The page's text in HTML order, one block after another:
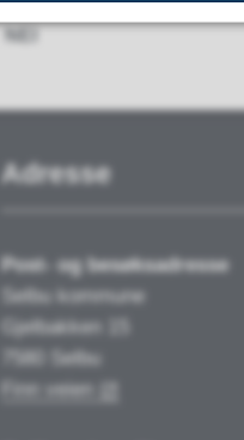
Adresse
Post- og besøksadresse
Selbu kommune
Gjelbakken 15
7580 Selbu
Finn veien